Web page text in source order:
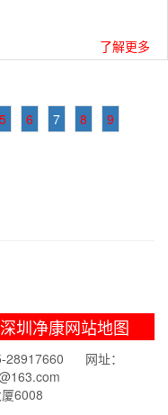
了解更多
5 6 7 8
9
深圳净康网站地图
28917660 网址：
6008